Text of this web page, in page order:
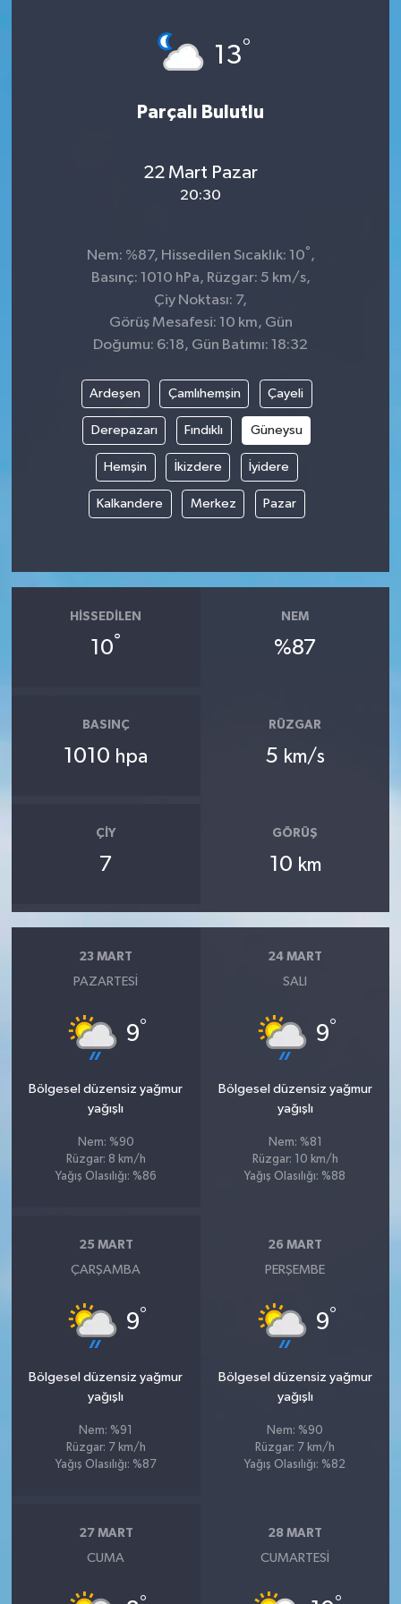
13°
Parçalı Bulutlu
22 Mart Pazar
20:30
Nem: %87, Hissedilen Sıcaklık: 10° ,
Basınç: 1010 hPa, Rüzgar: 5 km/s,
Çiy Noktası: 7,
Görüş Mesafesi: 10 km, Gün
Doğumu: 6:18, Gün Batımı: 18:32
Ardeşen Çamlıhemşin Çayeli
Derepazarı Fındıklı Güneysu
Hemşin İkizdere İyidere
Kalkandere Merkez Pazar
HISSEDILEN
10°
NEM
%87
BASINÇ
1010 hpa
RÜZGAR
5 km/s
ÇIY
7
GÖRÜŞ
10 km
23 MART
PAZARTESI
9°
Bölgesel düzensiz yağmur
yağışlı
Nem: %90
Rüzgar: 8 km/h
Yağış Olasılığı: %86
24 MART
SALI
9°
Bölgesel düzensiz yağmur
yağışlı
Nem: %81
Rüzgar: 10 km/h
Yağış Olasılığı: %88
25 MART
ÇARŞAMBA
9°
Bölgesel düzensiz yağmur
yağışlı
Nem: %91
Rüzgar: 7 km/h
Yağış Olasılığı: %87
26 MART
PERŞEMBE
9°
Bölgesel düzensiz yağmur
yağışlı
Nem: %90
Rüzgar: 7 km/h
Yağış Olasılığı: %82
27 MART
CUMA
28 MART
CUMARTESI
KURDÎ
Sağlık & Yaşam
Siyaset
Spor
Yaşam